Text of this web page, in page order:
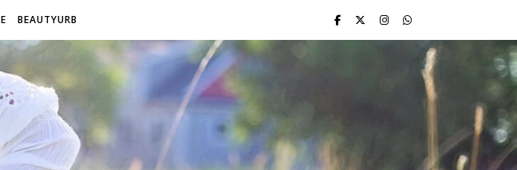
BEAUTYURB